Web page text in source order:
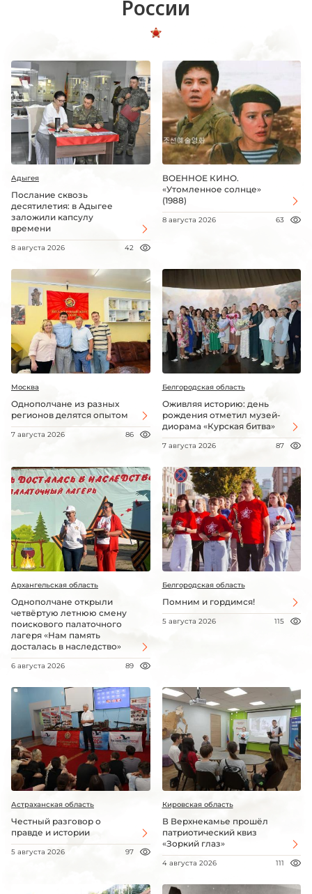
России
Адыгея
Послание сквозь
десятилетия: в Адыгее
заложили капсулу
времени
8 августа 2026 42
ВОЕННОЕ КИНО.
«Утомленное солнце»
(1988)
8 августа 2026 63
Москва
Однополчане из разных
регионов делятся опытом
7 августа 2026 86
Белгородская область
Оживляя историю: день
рождения отметил музей-
диорама «Курская битва»
7 августа 2026 87
Архангельская область
Однополчане открыли
четвёртую летнюю смену
поискового палаточного
лагеря «Нам память
досталась в наследство»
6 августа 2026 89
Белгородская область
Помним и гордимся!
5 августа 2026 115
Астраханская область
Честный разговор о
правде и истории
5 августа 2026 97
Кировская область
В Верхнекамье прошёл
патриотический квиз
«Зоркий глаз»
4 августа 2026 111